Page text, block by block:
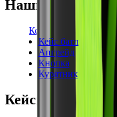
Наши режимы
Кейсы
Кейс батл
Апгрейд
Кнопка
Курятник
Кейсы